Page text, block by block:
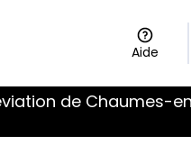
Aide
de Chaumes-